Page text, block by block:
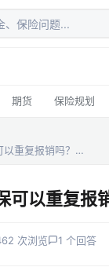
期货 保险规划
以重复报销吗？…
可以重复报
次浏览 1 个回答